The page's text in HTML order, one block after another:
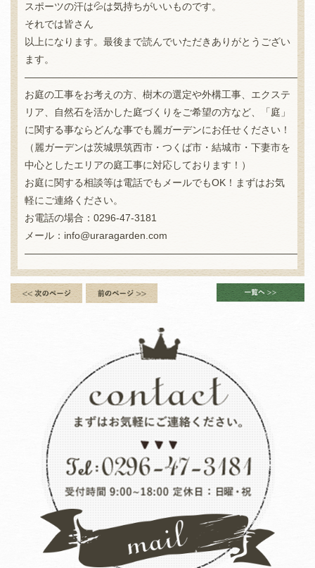
スポーツの汗は💦は気持ちがいいものです。
それでは皆さん
以上になります。最後まで読んでいただきありがとうござい
ます。
お庭の工事をお考えの方、樹木の選定や外構工事、エクステ
リア、自然石を活かした庭づくりをご希望の方など、「庭」
に関する事ならどんな事でも麗ガーデンにお任せください！
（麗ガーデンは茨城県筑西市・つくば市・結城市・下妻市を
中心としたエリアの庭工事に対応しております！）
お庭に関する相談等は電話でもメールでもOK！まずはお気
軽にご連絡ください。
お電話の場合：0296-47-3181
メール：info@uraragarden.com